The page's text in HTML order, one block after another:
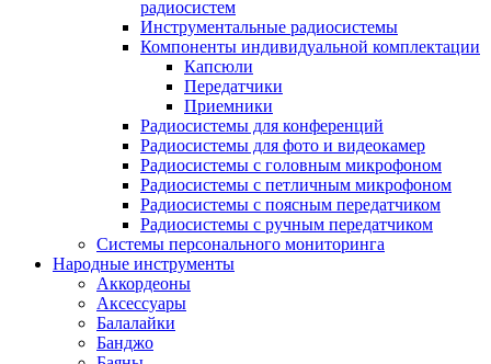
радиосистем
Инструментальные радиосистемы
Компоненты индивидуальной комплектации
Капсюли
Передатчики
Приемники
Радиосистемы для конференций
Радиосистемы для фото и видеокамер
Радиосистемы с головным микрофоном
Радиосистемы с петличным микрофоном
Радиосистемы с поясным передатчиком
Радиосистемы с ручным передатчиком
Системы персонального мониторинга
Народные инструменты
Аккордеоны
Аксессуары
Балалайки
Банджо